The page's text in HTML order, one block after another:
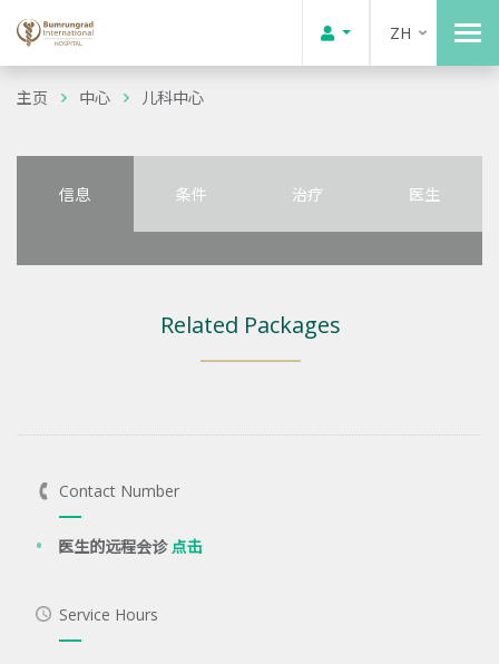
ZH
主页 中心 儿科中心
信息 条件 治疗 医生
Related Packages
Contact Number
医生的远程会诊点击
Service Hours